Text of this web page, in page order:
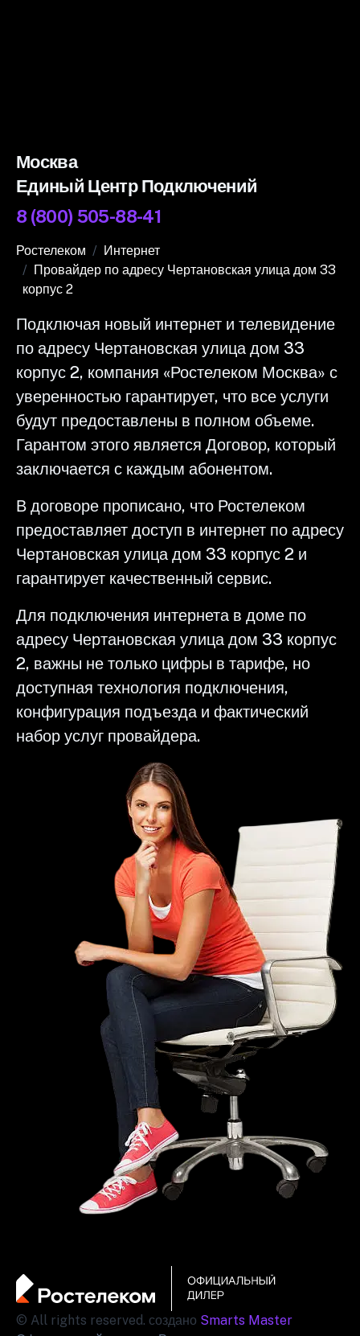
Москва
Единый Центр Подключений
8 (800) 505-88-41
Ростелеком
Интернет
Провайдер по адресу Чертановская улица дом 33
корпус 2
Подключая новый интернет и телевидение
по адресу Чертановская улица дом 33
корпус 2, компания «Ростелеком Москва» с
уверенностью гарантирует, что все услуги
будут предоставлены в полном объеме.
Гарантом этого является Договор, который
заключается с каждым абонентом.
В договоре прописано, что Ростелеком
предоставляет доступ в интернет по адресу
Чертановская улица дом 33 корпус 2 и
гарантирует качественный сервис.
Для подключения интернета в доме по
адресу Чертановская улица дом 33 корпус
2, важны не только цифры в тарифе, но
доступная технология подключения,
конфигурация подъезда и фактический
набор услуг провайдера.
© All rights reserved. создано Smarts Master